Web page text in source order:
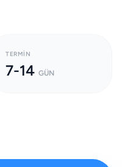
TERMIN
7-14 GÜN